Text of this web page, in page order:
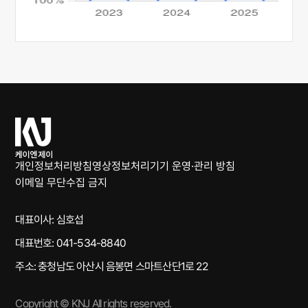
케
이
엔
제
이
개인정보처리방침영상정보처리기기 운영·관리 방침
이메일 무단수집 금지
대표이사: 심호섭
대표번호: 041-534-8840
주소: 충청남도 아산시 음봉면 스마트산단1로 22
Copyright © KNJ All rights reserved.